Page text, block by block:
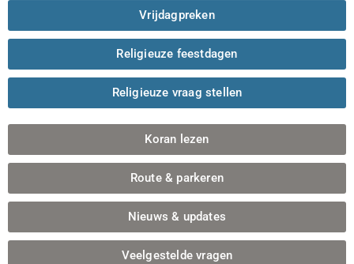
Vrijdagpreken
Religieuze feestdagen
Religieuze vraag stellen
Koran lezen
Route & parkeren
Nieuws & updates
Veelgestelde vragen